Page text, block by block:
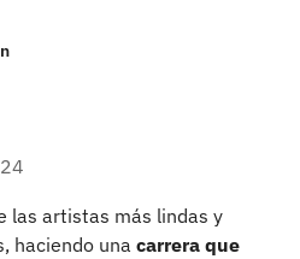
las artistas más lindas y
haciendo una carrera que